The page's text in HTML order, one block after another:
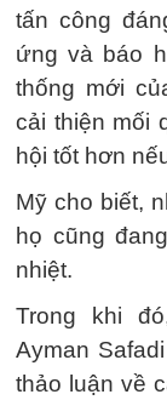
tấn công
ứng và báo
thống mới
cải thiện mối
hội tốt hơn
Mỹ cho biết,
họ cũng
nhiệt.
Trong khi
Ayman
thảo luận về